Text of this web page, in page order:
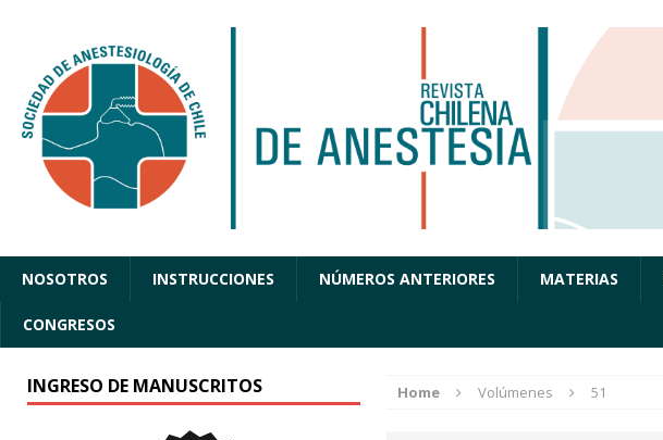
NOSOTROS INSTRUCCIONES NÚMEROS ANTERIORES MATERIAS
CONGRESOS
Home Volúmenes 51
INGRESO DE MANUSCRITOS